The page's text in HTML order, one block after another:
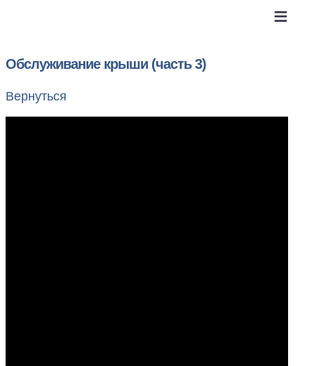
Обслуживание крыши (часть 3)
Вернуться